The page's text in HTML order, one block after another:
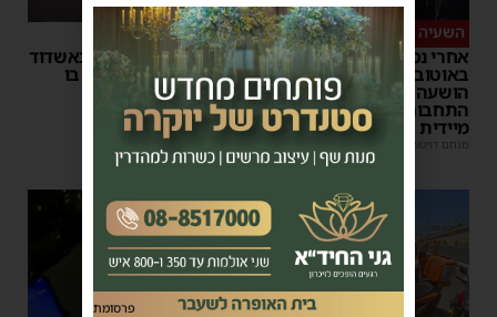
השעיה מיידית
אחרי נסיעת האימים
באוטובוס מאשדוד: הנהג
הושעה מתפקידו – משרד
התחבורה הורה על בדיקה
מיידית
מנחם דויטש
ליבו שב לפעום
אדם התמוטט בביתו באשדוד
– כוחות ההצלה ביצעו בו
פעולות החייאה
מנחם דויטש |
17:35
1
פרסומת